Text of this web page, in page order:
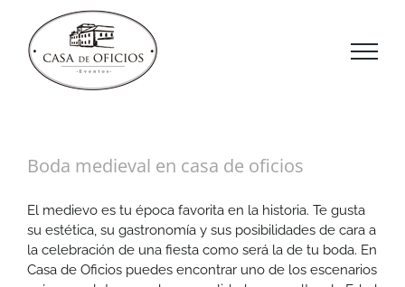
contenido
Boda medieval en casa de oficios
El medievo es tu época favorita en la historia. Te gusta
su estética, su gastronomía y sus posibilidades de cara a
la celebración de una fiesta como será la de tu boda. En
Casa de Oficios puedes encontrar uno de los escenarios